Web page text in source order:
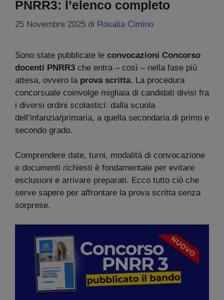
PNRR3: l’elenco completo
25 Novembre 2025 di Rosalia Cimino
Sono state pubblicate le convocazioni Concorso
docenti PNRR3 che entra – così – nella fase più
attesa, ovvero la prova scritta. La procedura
concorsuale coinvolge migliaia di candidati divisi fra
i diversi ordini scolastici: dalla scuola
dell’infanzia/primaria, a quella secondaria di primo e
secondo grado.
Comprendere date, turni, modalità di convocazione
e documenti richiesti è fondamentale per evitare
esclusioni e arrivare preparati. Ecco tutto ciò che
serve sapere per affrontare la prova scritta senza
sorprese.